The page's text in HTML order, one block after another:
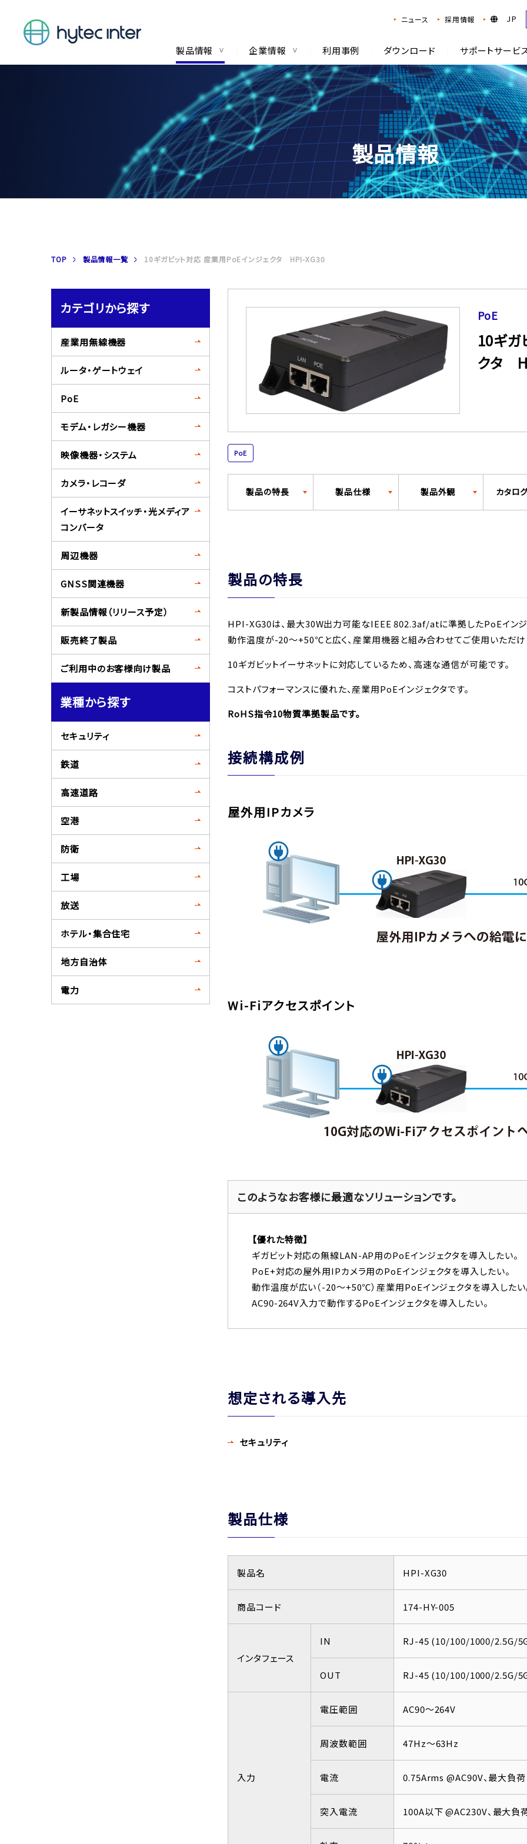
ニュース 採用情報 JP
製品情報 企業情報 利用事例 ダウンロード サポートサービ
製品情報
TOP 製品情報一覧 10ギガビット対応 産業用PoEインジェクタ HPI-XG30
カテゴリから探す
産業用無線機器
ルータ・ゲートウェイ
PoE
モデム・レガシー機器
映像機器・システム
カメラ・レコーダ
イーサネットスイッチ・光メディア
コンバータ
周辺機器
GNSS関連機器
新製品情報（リリース予定）
販売終了製品
ご利用中のお客様向け製品
業種から探す
セキュリティ
鉄道
高速道路
空港
防衛
工場
放送
ホテル・集合住宅
地方自治体
電力
PoE
10ギガ
クタ
PoE
製品の特長 製品仕様 製品外観 カタロ
製品の特長
HPI-XG30は、最大30W出力可能なIEEE 802.3af/atに準拠したPoEインジ
動作温度が-20～+50℃と広く、産業用機器と組み合わせてご使用いただけ
10ギガビットイーサネットに対応しているため、高速な通信が可能です。
コストパフォーマンスに優れた、産業用PoEインジェクタです。
RoHS指令10物質準拠製品です。
接続構成例
屋外用IPカメラ
Wi-Fiアクセスポイント
このようなお客様に最適なソリューションです。
【優れた特徴】
ギガビット対応の無線LAN-AP用のPoEインジェクタを導入したい。
PoE+対応の屋外用IPカメラ用のPoEインジェクタを導入したい。
動作温度が広い（-20～+50℃）産業用PoEインジェクタを導入したい
AC90-264V入力で動作するPoEインジェクタを導入したい。
想定される導入先
セキュリティ
製品仕様
製品名 HPI-XG30
商品コード 174-HY-005
インタフェース
IN RJ-45 (10/100/1000/2.5G/
OUT RJ-45 (10/100/1000/2.5G/
入力
電圧範囲 AC90～264V
周波数範囲 47Hz～63Hz
電流 0.75Arms @AC90V、最大負荷
突入電流 100A以下 @AC230V、最大負